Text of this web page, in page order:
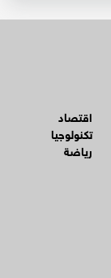
اقتصاد
تكنولوجيا
رياضة